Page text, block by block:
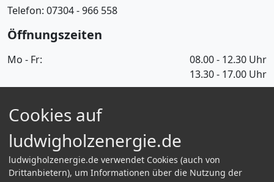
Telefon: 07304 - 966 558
Öffnungszeiten
Mo - Fr:
08.00 - 12.30 Uhr
13.30 - 17.00 Uhr
Über Uns
FAQ
Kontakt
Bestellvorgang & Zahlungsarten
Cookies auf
ludwigholzenergie.de
ludwigholzenergie.de verwendet Cookies (auch von
Drittanbietern), um Informationen über die Nutzung der